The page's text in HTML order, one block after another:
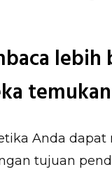
lebih
temukan
Anda
tujuan